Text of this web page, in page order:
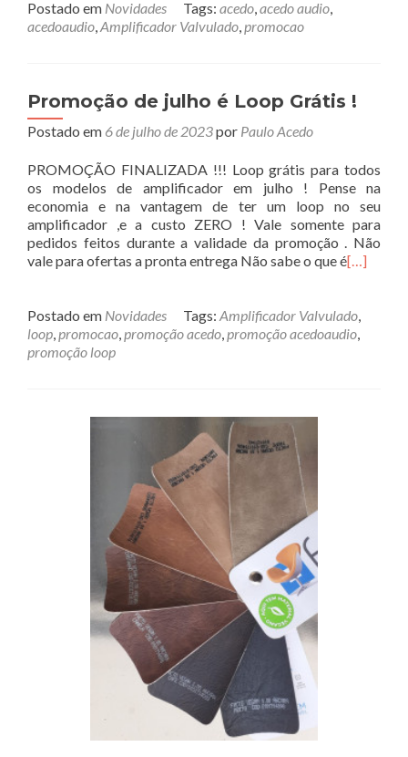
Postado em Novidades Tags: acedo,acedo audio,
acedoaudio,Amplificador Valvulado,promocao
Promoção de julho é Loop Grátis !
Postado em 6 de julho de 2023por Paulo Acedo
PROMOÇÃO FINALIZADA !!! Loop grátis para todos
os modelos de amplificador em julho ! Pense na
economia e na vantagem de ter um loop no seu
amplificador ,e a custo ZERO ! Vale somente para
pedidos feitos durante a validade da promoção . Não
vale para ofertas a pronta entrega Não sabe o que é[…]
Postado em Novidades Tags: Amplificador Valvulado,
loop,promocao,promoção acedo,promoção acedoaudio,
promoção loop